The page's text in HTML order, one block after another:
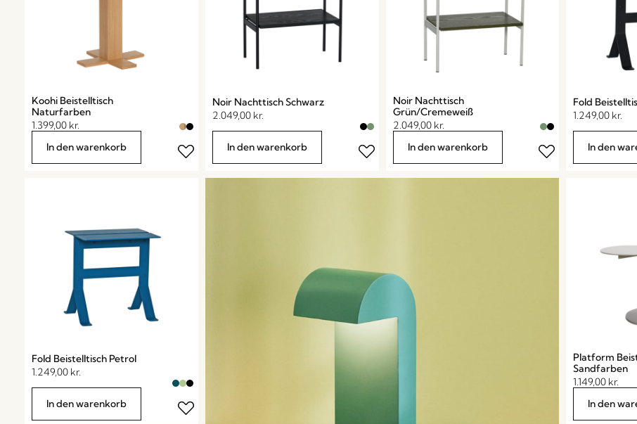
Koohi Beistelltisch
Naturfarben
1.399,00 kr.
In den warenkorb
Noir Nachttisch Schwarz
2.049,00 kr.
In den warenkorb
Noir Nachttisch
Grün/Cremeweiß
2.049,00 kr.
In den warenkorb
Fold
1.249,00 kr.
In den
Fold Beistelltisch Petrol
1.249,00 kr.
In den warenkorb
Platform
Sandfarben
1.149,00 kr.
In den